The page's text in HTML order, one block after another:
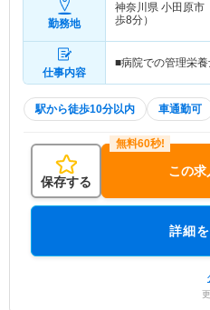
勤務地
神奈川県 小田原市
歩8分）
仕事内容
駅から徒歩10分以内 車通勤可
保存する
この求
詳細